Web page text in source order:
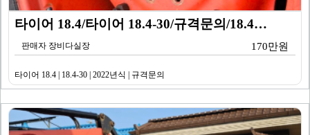
타이어 18.4/타이어 18.4-30/규격문의/18.4…
판매자 장비다실장 170만원
타이어 18.4 | 18.4-30 | 2022년식 | 규격문의